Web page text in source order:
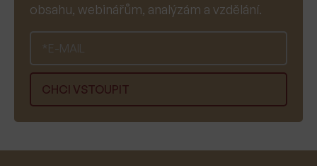
obsahu, webinářům, analýzám a vzdělání.